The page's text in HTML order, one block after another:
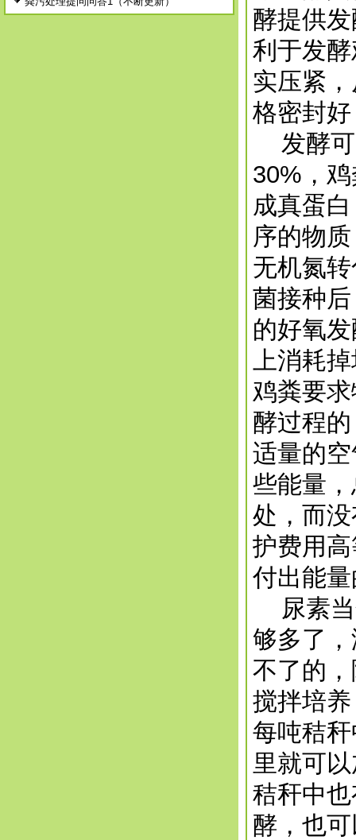
酵提供
利于发
实压紧
格密封
发酵可
30%，
成真蛋
序的物
无机氮
菌接种
的好氧
上消耗
鸡粪要
酵过程
适量的
些能量
处，而
护费用
付出能
尿素当
够多了
不了的
搅拌培
每吨秸
里就可
秸秆中
酵，也